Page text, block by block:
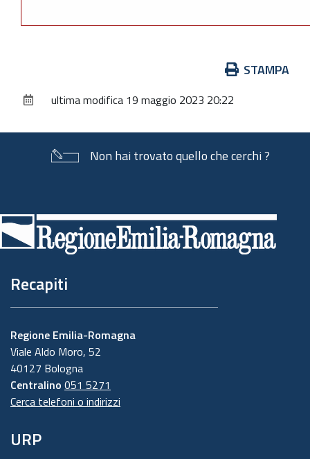
documento
STAMPA
ultima modifica 19 maggio 2023 20:22
Non hai trovato quello che cerchi ?
di
pagina
Recapiti
Regione Emilia-Romagna
Viale Aldo Moro, 52
40127 Bologna
Centralino 051 5271
Cerca telefoni o indirizzi
URP